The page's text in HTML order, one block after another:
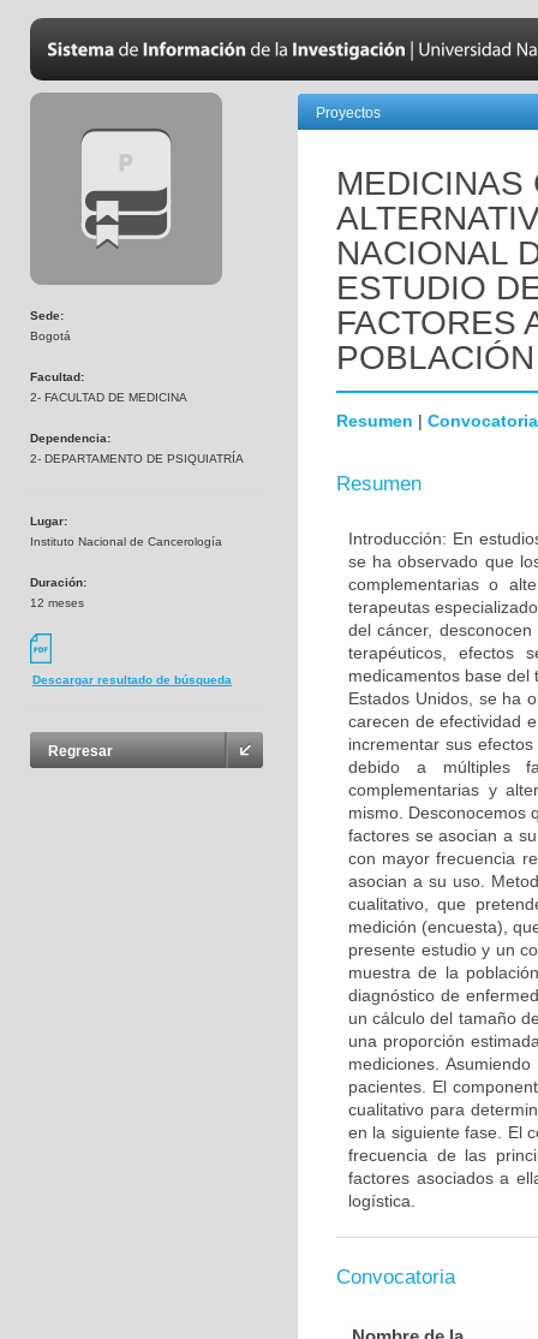
Sede:
Bogotá
Facultad:
2- FACULTAD DE MEDICINA
Dependencia:
2- DEPARTAMENTO DE PSIQUIATRÍA
Lugar:
Instituto Nacional de Cancerología
Duración:
12 meses
Descargar resultado de búsqueda
Regresar
Proyectos
MEDICINAS
NACIONAL
ESTUDIO
FACTORES
Resumen | Convocatoria
Resumen
Introducción: En
se ha observado que
complementarias o
terapeutas
del cáncer,
terapéuticos, efectos
medicamentos base del
Estados Unidos, se ha
carecen de efectividad
incrementar sus
debido a múltiples
complementarias y
mismo. Desconocemos
factores se asocian a
con mayor frecuencia
asocian a su uso.
cualitativo, que
medición (encuesta),
presente estudio y un
muestra de la
diagnóstico de
un cálculo del tamaño
una proporción
mediciones.
pacientes. El
cualitativo para
en la siguiente fase. El
frecuencia de las
factores asociados a
logística.
Convocatoria